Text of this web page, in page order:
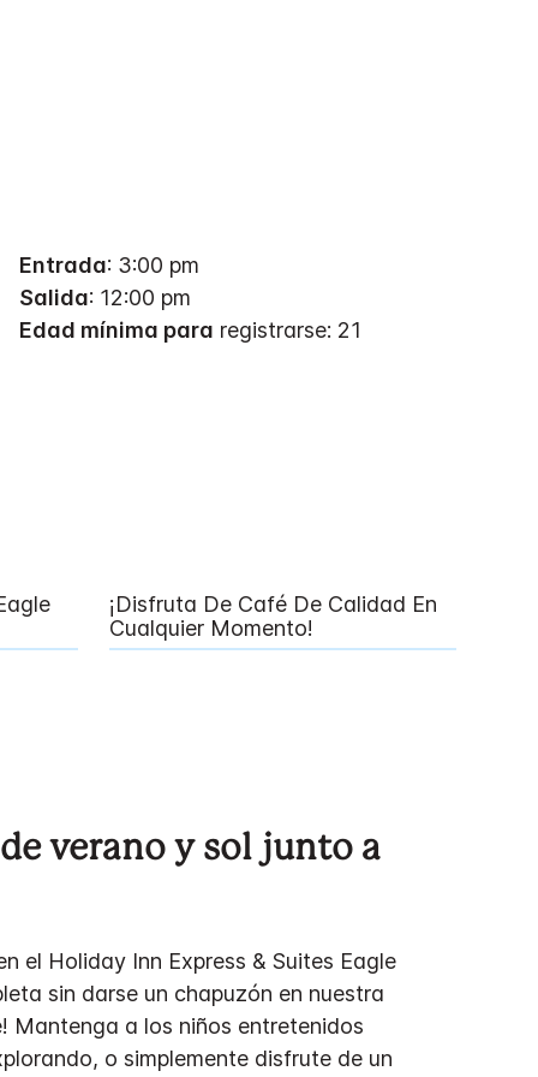
Entrada: 3:00 pm
Salida: 12:00 pm
Edad mínima para registrarse: 21
¡Disfruta De Café De Calidad En
Cualquier Momento!
verano y sol junto a
el Holiday Inn Express & Suites Eagle
sin darse un chapuzón en nuestra
Mantenga a los niños entretenidos
o simplemente disfrute de un